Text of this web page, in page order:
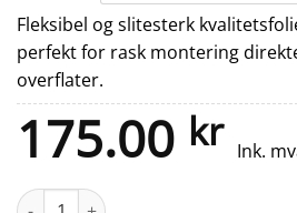
Fleksibel og slitesterk
perfekt for rask montering
overflater.
175.00 kr Ink.
Parkeringsskilt - Tverrparkering med